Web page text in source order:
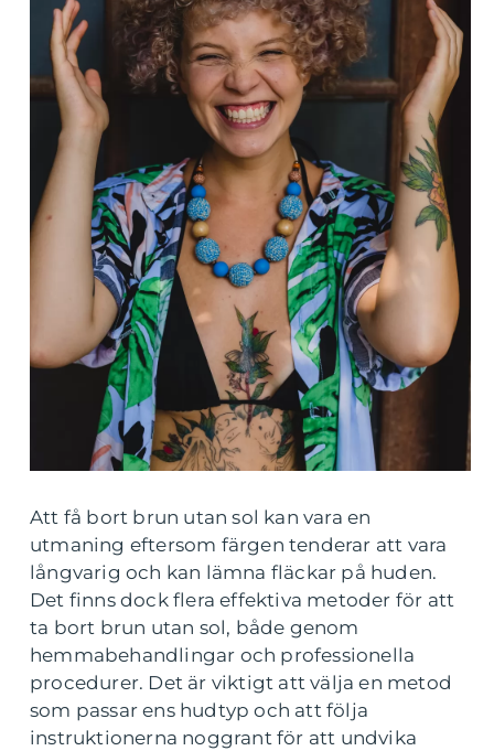
Att få bort brun utan sol kan vara en
utmaning eftersom färgen tenderar att vara
långvarig och kan lämna fläckar på huden.
Det finns dock flera effektiva metoder för att
ta bort brun utan sol, både genom
hemmabehandlingar och professionella
procedurer. Det är viktigt att välja en metod
som passar ens hudtyp och att följa
instruktionerna noggrant för att undvika